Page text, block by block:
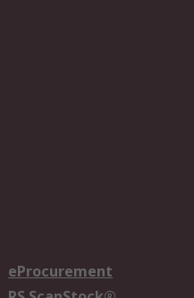
eProcurement